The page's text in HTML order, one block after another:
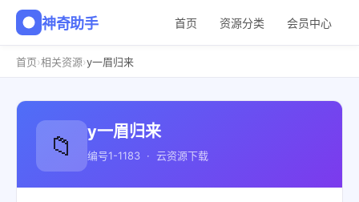
神奇助手 首页 资源分类 会员中心
首页›相关资源›y一眉归来
📁 y一眉归来
编号1-1183 · 云资源下载